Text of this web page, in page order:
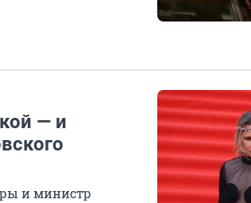
— и
и министр